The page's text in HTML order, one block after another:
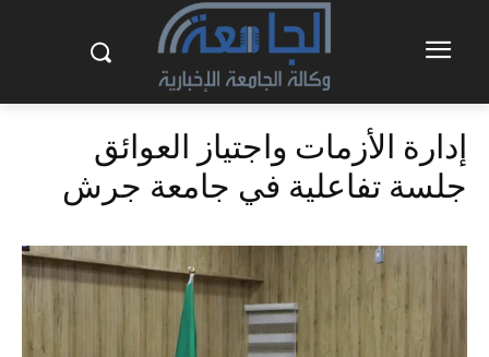
إدارة الأزمات واجتياز العوائق
جلسة تفاعلية في جامعة جرش